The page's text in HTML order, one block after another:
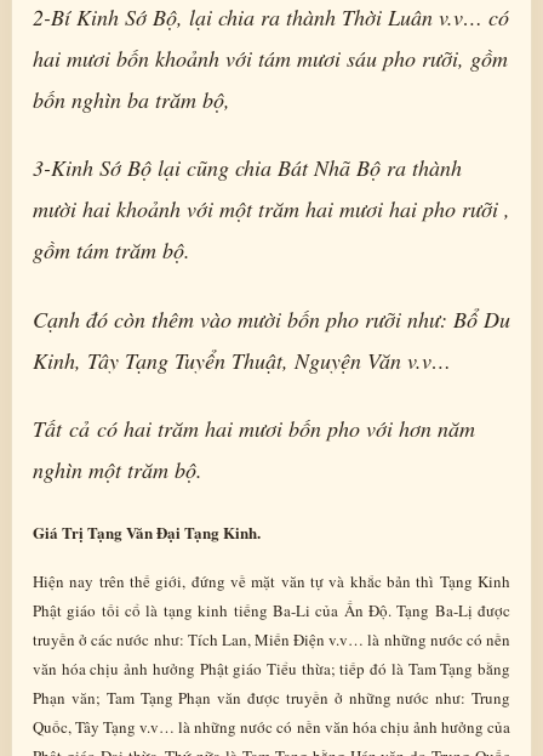
2-Bí Kinh Sớ Bộ, lại chia ra thành Thời Luân v.v… có
hai mươi bốn khoảnh với tám mươi sáu pho rưỡi, gồm
bốn nghìn ba trăm bộ,
3-Kinh Sớ Bộ lại cũng chia Bát Nhã Bộ ra thành
mười hai khoảnh với một trăm hai mươi hai pho rưỡi ,
gồm tám trăm bộ.
Cạnh đó còn thêm vào mười bốn pho rưỡi như: Bổ Du
Kinh, Tây Tạng Tuyển Thuật, Nguyện Văn v.v…
Tất cả có hai trăm hai mươi bốn pho với hơn năm
nghìn một trăm bộ.
Giá Trị Tạng Văn Đại Tạng Kinh.
Hiện nay trên thế giới, đứng về mặt văn tự và khắc bản thì Tạng Kinh
Phật giáo tối cổ là tạng kinh tiếng Ba-Li của Ấn Độ. Tạng Ba-Lị được
truyền ở các nước như: Tích Lan, Miến Điện v.v… là những nước có nền
văn hóa chịu ảnh hưởng Phật giáo Tiểu thừa; tiếp đó là Tam Tạng bằng
Phạn văn; Tam Tạng Phạn văn được truyền ở những nước như: Trung
Quốc, Tây Tạng v.v… là những nước có nền văn hóa chịu ảnh hưởng của